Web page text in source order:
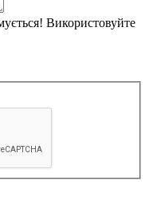
Використовуйте